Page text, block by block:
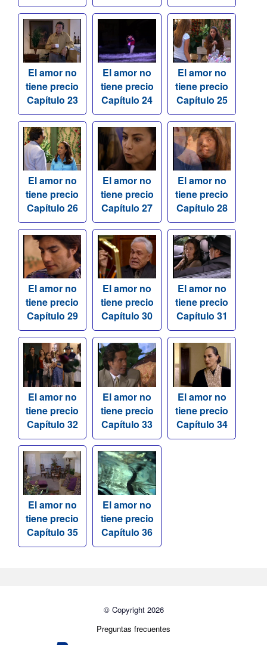
El amor no
tiene precio
Capítulo 23
El amor no
tiene precio
Capítulo 24
El amor no
tiene precio
Capítulo 25
El amor no
tiene precio
Capítulo 26
El amor no
tiene precio
Capítulo 27
El amor no
tiene precio
Capítulo 28
El amor no
tiene precio
Capítulo 29
El amor no
tiene precio
Capítulo 30
El amor no
tiene precio
Capítulo 31
El amor no
tiene precio
Capítulo 32
El amor no
tiene precio
Capítulo 33
El amor no
tiene precio
Capítulo 34
El amor no
tiene precio
Capítulo 35
El amor no
tiene precio
Capítulo 36
© Copyright 2026
Preguntas frecuentes